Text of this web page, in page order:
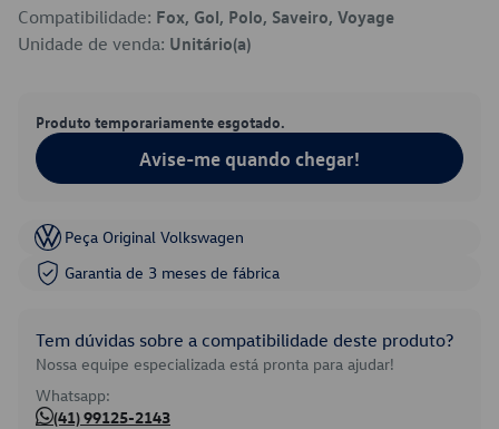
Compatibilidade: Fox, Gol, Polo, Saveiro, Voyage
Unidade de venda: Unitário(a)
Produto temporariamente esgotado.
Avise-me quando chegar!
Peça Original Volkswagen
Garantia de 3 meses de fábrica
Tem dúvidas sobre a compatibilidade deste produto?
Nossa equipe especializada está pronta para ajudar!
Whatsapp:
(41) 99125-2143